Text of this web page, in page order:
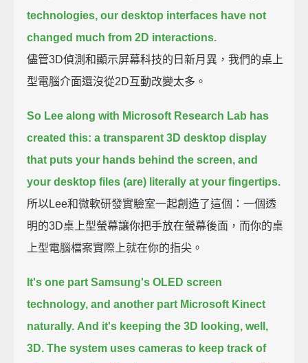
technologies, our desktop interfaces have not
changed much from 2D interactions.
儘管3D偵測和顯示屏幕科技的日新月異，我們的桌上
型電腦介面還沒從2D互動改變太多。
So Lee along with Microsoft Research Lab has
created this:a transparent 3D desktop display
that puts your hands behind the screen, and
your desktop files (are) literally at your fingertips.
所以Lee和微軟研發實驗室一起創造了這個：一個透
明的3D桌上型螢幕讓你把手放在螢幕後面，而你的桌
上型電腦檔案實際上就在你的指尖。
It's one part Samsung's OLED screen
technology, and another part Microsoft Kinect
naturally. And it's keeping the 3D looking, well,
3D.The system uses cameras to keep track of